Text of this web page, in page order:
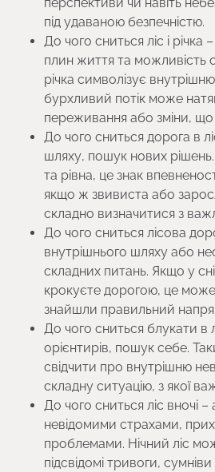
під удаваною безпечністю.
До чого сниться ліс і
плин життя та можливість
річка символізує
бурхливий потік може
переживання або зміни,
До чого сниться дорога в
шляху, пошук нових
та рівна, це знак
якщо ж звивиста або
складно визначитися з
До чого сниться лісова
внутрішнього шляху або
складних питань. Якщо у
крокуєте дорогою, це
знайшли правильний
До чого сниться блукати в
орієнтирів, пошук себе.
свідчити про внутрішню
складну ситуацію, з якої
До чого сниться ліс вночі –
невідомими страхами,
проблемами. Нічний ліс
підсвідомі тривоги,